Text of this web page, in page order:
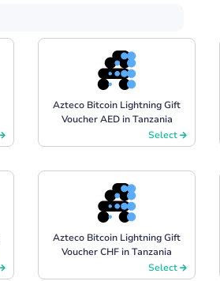
Azteco Bitcoin Lightning Gift
Voucher AED in Tanzania
Select
Azteco Bitcoin Lightning Gift
Voucher CHF in Tanzania
Select